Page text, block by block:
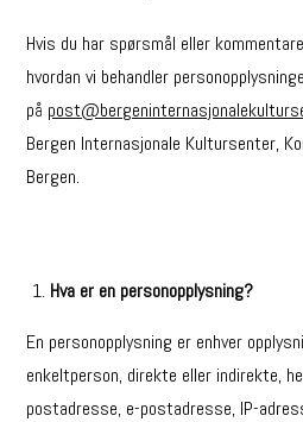
Hvis du har spørsmål eller
hvordan vi behandler
på
Bergen Internasjonale Kultursenter,
Bergen.
Hva er en personopplysning?
En personopplysning er enhver
enkeltperson, direkte eller indirekte,
postadresse, e-postadresse, IP-